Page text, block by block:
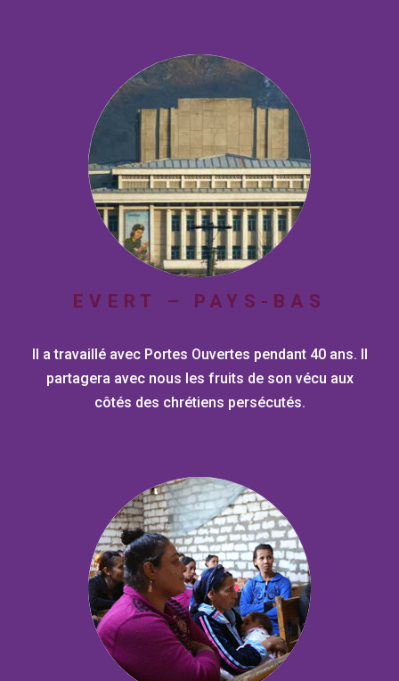
EVERT – PAYS-BAS
Il a travaillé avec Portes Ouvertes pendant 40 ans. Il
partagera avec nous les fruits de son vécu aux
côtés des chrétiens persécutés.